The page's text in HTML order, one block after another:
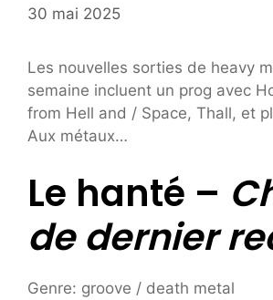
30 mai 2025
Les nouvelles sorties de heavy
semaine incluent un prog avec
from Hell and / Space, Thall, et
Aux métaux…
Le hanté –
de dernier
Genre: groove / death metal